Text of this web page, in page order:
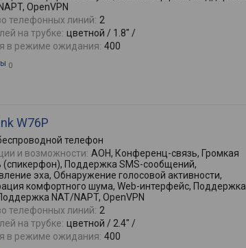
OpenVPN
телефонных линий: 2
на трубке: цветной / 1.8" /
в режиме ожидания: 400
0
W76P
телефон
и возможности: АОН, Конференц-связь, Громкая
(спикерфон), Поддержка SMS-сообщений,
эха, Обнаружение голосовой активности,
комфортного шума, Web-интерфейс, Поддержка
NAT/NAPT, OpenVPN
телефонных линий: 2
на трубке: цветной / 2.4" /
в режиме ожидания: 400